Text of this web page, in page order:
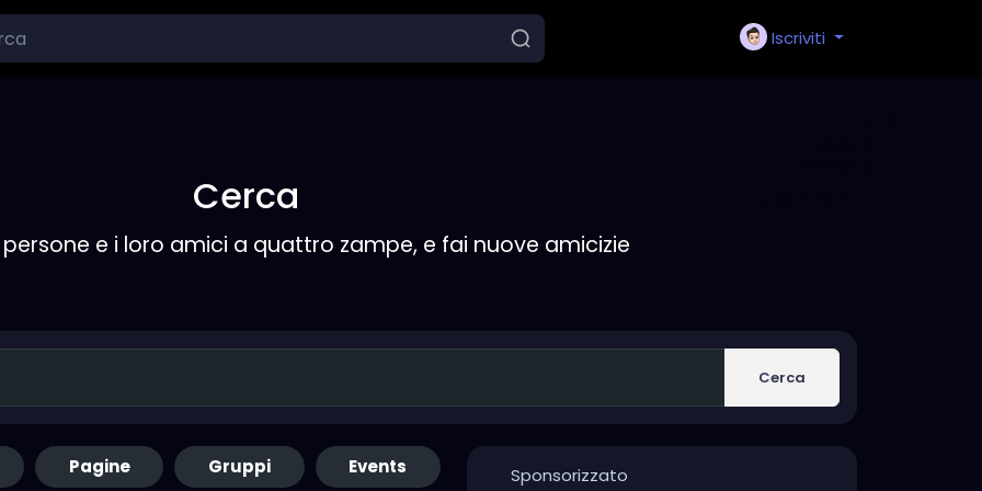
Iscriviti
Cerca
e i loro amici a quattro zampe, e fai nuove amicizie
Cerca
Pagine Gruppi Events Sponsorizzato